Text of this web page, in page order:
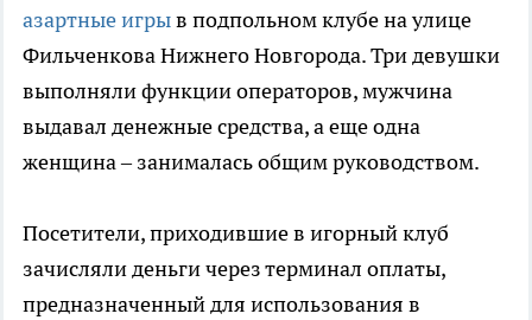
азартные игрыв подпольном клубе на улице
Фильченкова Нижнего Новгорода. Три девушки
выполняли функции операторов, мужчина
выдавал денежные средства, а еще одна
женщина – занималась общим руководством.
Посетители, приходившие в игорный клуб
зачисляли деньги через терминал оплаты,
предназначенный для использования в